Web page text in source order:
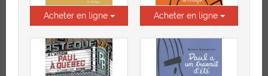
Acheter en ligne Acheter en ligne